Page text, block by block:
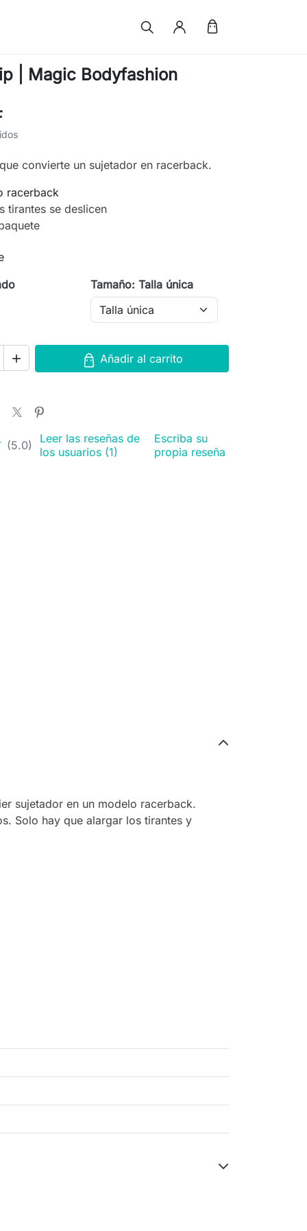
| Magic Bodyfashion
convierte un sujetador en racerback.
racerback
tirantes se deslicen
Tamaño: Talla única
 Añadir al carrito
(5.0)
Leer las reseñas de
los usuarios (1)
Escriba su
propia reseña
sujetador en un modelo racerback.
Solo hay que alargar los tirantes y